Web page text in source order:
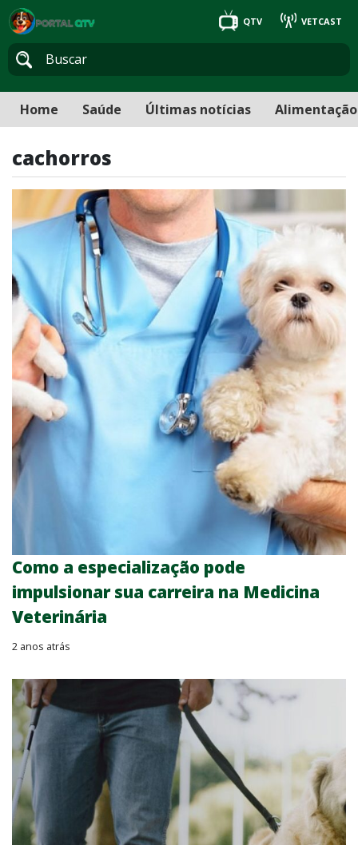
QTV VETCAST
Home Saúde Últimas notícias Alimentação
cachorros
Como a especialização pode
impulsionar sua carreira na Medicina
Veterinária
2 anos atrás